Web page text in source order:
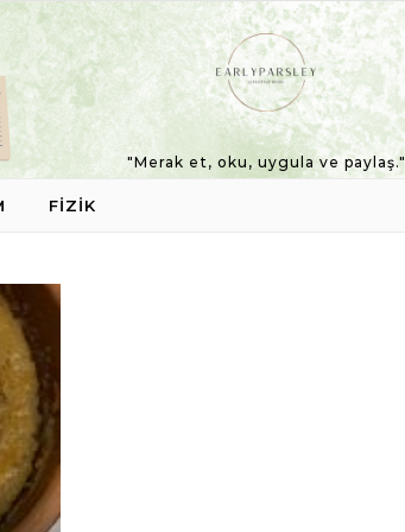
"Merak et, oku, uygula ve paylaş."
FIZIK